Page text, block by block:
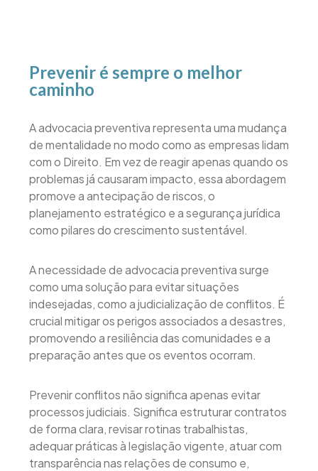
Prevenir é sempre o melhor
caminho
A advocacia preventiva representa uma mudança
de mentalidade no modo como as empresas lidam
com o Direito. Em vez de reagir apenas quando os
problemas já causaram impacto, essa abordagem
promove a antecipação de riscos, o
planejamento estratégico e a segurança jurídica
como pilares do crescimento sustentável.
A necessidade de advocacia preventiva surge
como uma solução para evitar situações
indesejadas, como a judicialização de conflitos. É
crucial mitigar os perigos associados a desastres,
promovendo a resiliência das comunidades e a
preparação antes que os eventos ocorram.
Prevenir conflitos não significa apenas evitar
processos judiciais. Significa estruturar contratos
de forma clara, revisar rotinas trabalhistas,
adequar práticas à legislação vigente, atuar com
transparência nas relações de consumo e,